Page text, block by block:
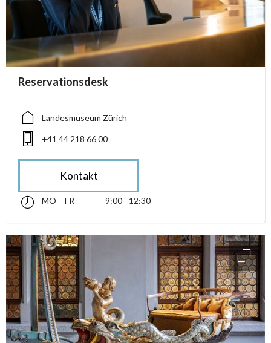
accessibility.sr-only.person_card_info
Reservationsdesk
accessibility.sr-only.museum
Landesmuseum Zürich
accessibility.sr-only.phone
+41 44 218 66 00
Kontakt
accessibility.sr-only.opening_hours
Montag bis Freitag 09:00 - 12:30
MO – FR 9:00 - 12:30